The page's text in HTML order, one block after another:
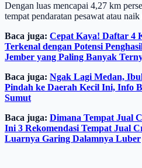
Dengan luas mencapai 4,27 km
tempat pendaratan pesawat atau
Baca juga: Cepat Kaya! Daftar 4
Terkenal dengan Potensi
Jember yang Paling Banyak
Baca juga: Ngak Lagi Medan,
Pindah ke Daerah Kecil Ini, Info
Sumut
Baca juga: Dimana Tempat Jual
Ini 3 Rekomendasi Tempat Jual
Luarnya Garing Dalamnya Luber